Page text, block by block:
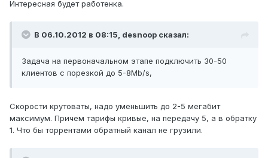
Интересная будет работенка.
В 06.10.2012 в 08:15, desnoop сказал:
Задача на первоначальном этапе подключить 30-50
клиентов с порезкой до 5-8Mb/s,
Скорости крутоваты, надо уменьшить до 2-5 мегабит
максимум. Причем тарифы кривые, на передачу 5, а в обратку
1. Что бы торрентами обратный канал не грузили.